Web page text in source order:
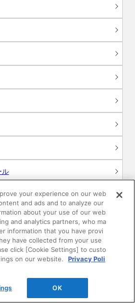
ル
エアスマート〉
分析サービス
your experience on our web
and ads and to analyze our
about your use of our web
and analytics partners, who ma
information that you have provi
have collected from your use
click [Cookie Settings] to custo
on our website.
Privacy Poli
OK